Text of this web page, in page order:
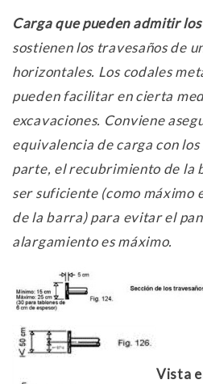
Carga que pueden admitir
sostienen los travesaños de
horizontales. Los codales
pueden facilitar en cierta
excavaciones. Conviene
equivalencia de carga con
parte, el recubrimiento de la
ser suficiente (como
de la barra) para evitar el
alargamiento es máximo.
Vista